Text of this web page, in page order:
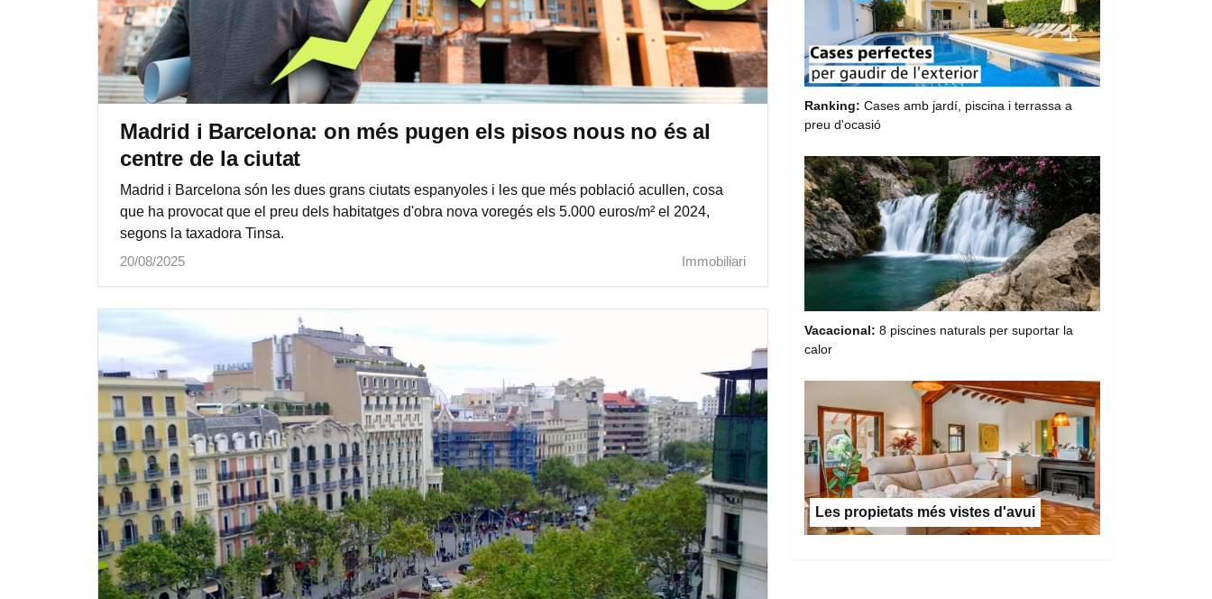
Madrid i Barcelona: on més pugen els pisos nous no és al
centre de la ciutat
Madrid i Barcelona són les dues grans ciutats espanyoles i les que més població acullen, cosa
que ha provocat que el preu dels habitatges d'obra nova voregés els 5.000 euros/m² el 2024,
segons la taxadora Tinsa.
20/08/2025
Immobiliari
Ranking: Cases amb jardí, piscina i terrassa a
preu d'ocasió
Vacacional: 8 piscines naturals per suportar la
calor
Les propietats més vistes d'avui